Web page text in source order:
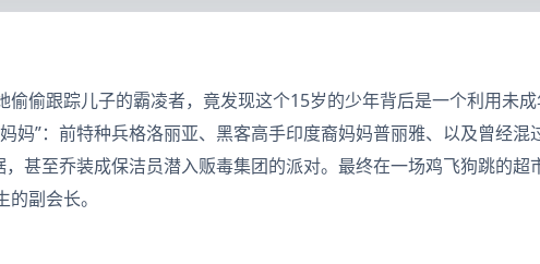
偷跟踪儿子的霸凌者，竟发现这个15岁的少年背后是一个利用未
妈”：前特种兵格洛丽亚、黑客高手印度裔妈妈普丽雅、以及曾经
甚至乔装成保洁员潜入贩毒集团的派对。最终在一场鸡飞狗跳的
副会长。